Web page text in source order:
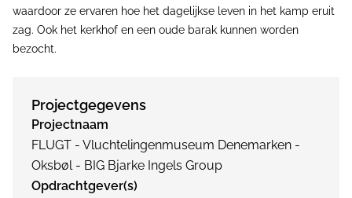
waardoor ze ervaren hoe het dagelijkse leven in het kamp eruit
zag. Ook het kerkhof en een oude barak kunnen worden
bezocht.
Projectgegevens
Projectnaam
FLUGT - Vluchtelingenmuseum Denemarken -
Oksbøl - BIG Bjarke Ingels Group
Opdrachtgever(s)